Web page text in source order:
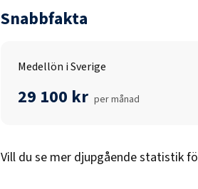
Snabbfakta
Medellön i Sverige
29 100 kr per månad
Vill du se mer djupgående statistik